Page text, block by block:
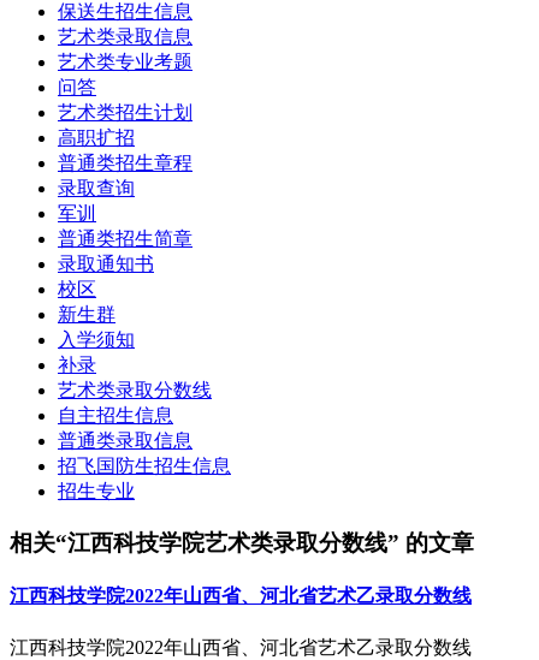
保送生招生信息
艺术类录取信息
艺术类专业考题
问答
艺术类招生计划
高职扩招
普通类招生章程
录取查询
军训
普通类招生简章
录取通知书
校区
新生群
入学须知
补录
艺术类录取分数线
自主招生信息
普通类录取信息
招飞国防生招生信息
招生专业
相关“江西科技学院艺术类录取分数线” 的文章
江西科技学院2022年山西省、河北省艺术乙录取分数线
江西科技学院2022年山西省、河北省艺术乙录取分数线